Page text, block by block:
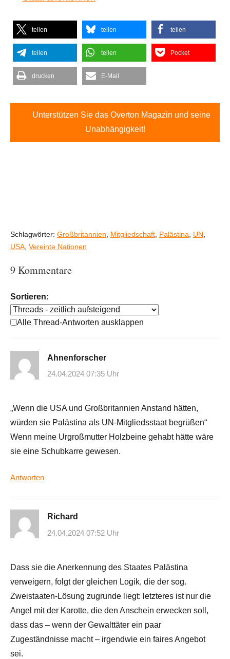
teilen teilen teilen
teilen teilen Pocket
drucken E-Mail
Unterstützen Sie das Overton Magazin und seine
Unabhängigkeit!
Schlagwörter: Großbritannien Mitgliedschaft Palästina UN
USA Vereinte Nationen
9 Kommentare
Sortieren:
Alle Thread-Antworten ausklappen
Ahnenforscher
24.04.2024 07:35 Uhr
„Wenn die USA und Großbritannien Anstand hätten,
würden sie Palästina als UN-Mitgliedsstaat begrüßen“
Wenn meine Urgroßmutter Holzbeine gehabt hätte wäre
sie eine Schubkarre gewesen.
Antworten
Richard
24.04.2024 07:52 Uhr
Dass sie die Anerkennung des Staates Palästina
verweigern, folgt der gleichen Logik, die der sog.
Zweistaaten-Lösung zugrunde liegt: letzteres ist nur die
Angel mit der Karotte, die den Anschein erwecken soll,
dass das – wenn der Gewalttäter ein paar
Zugeständnisse macht – irgendwie ein faires Angebot
sei.